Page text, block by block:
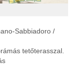
Sabbiadoro /
tetőterasszal.